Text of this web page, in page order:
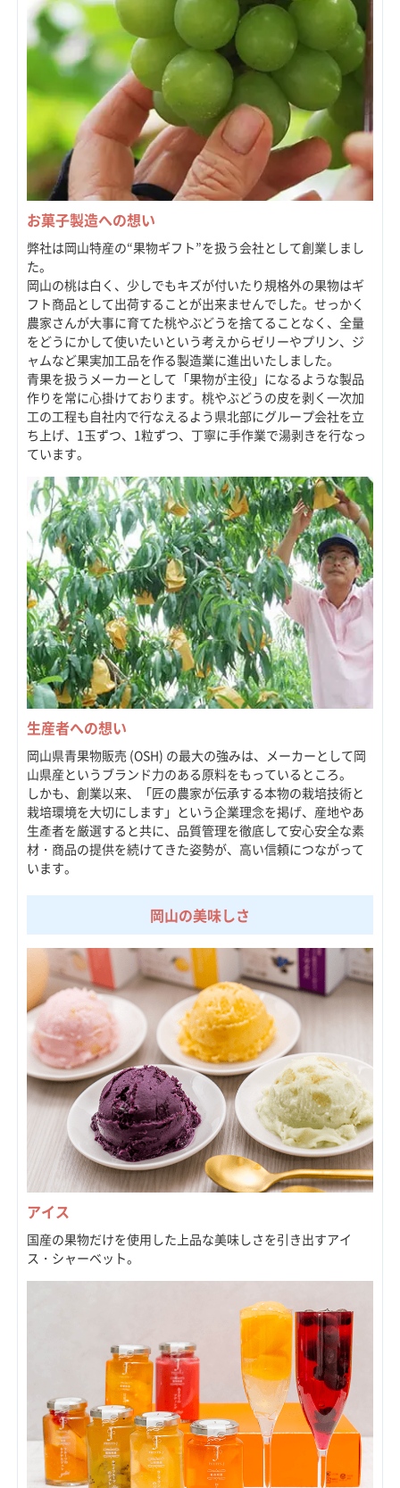
お菓子製造への想い
弊社は岡山特産の“果物ギフト”を扱う会社として創業しまし
た。
岡山の桃は白く、少しでもキズが付いたり規格外の果物はギ
フト商品として出荷することが出来ませんでした。せっかく
農家さんが大事に育てた桃やぶどうを捨てることなく、全量
をどうにかして使いたいという考えからゼリーやプリン、ジ
ャムなど果実加工品を作る製造業に進出いたしました。
青果を扱うメーカーとして「果物が主役」になるような製品
作りを常に心掛けております。桃やぶどうの皮を剥く一次加
工の工程も自社内で行なえるよう県北部にグループ会社を立
ち上げ、1玉ずつ、1粒ずつ、丁寧に手作業で湯剥きを行なっ
ています。
生産者への想い
岡山県青果物販売 (OSH) の最大の強みは、メーカーとして岡
山県産というブランド力のある原料をもっているところ。
しかも、創業以来、「匠の農家が伝承する本物の栽培技術と
栽培環境を大切にします」という企業理念を掲げ、産地やあ
生產者を厳選すると共に、品質管理を徹底して安心安全な素
材・商品の提供を続けてきた姿勢が、高い信頼につながって
います。
岡山の美味しさ
アイス
国産の果物だけを使用した上品な美味しさを引き出すアイ
ス・シャーベット。